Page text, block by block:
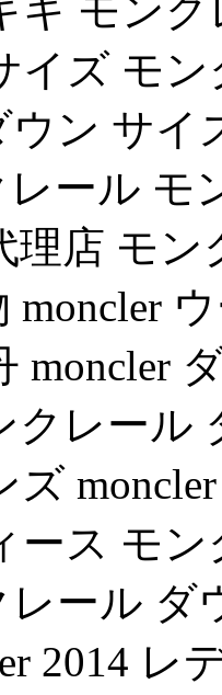
キ モン
イズ モ
ン サイ
ール モ
理店 モ
moncler
moncler
クレール
ズ
ース モ
ール ダ
2014